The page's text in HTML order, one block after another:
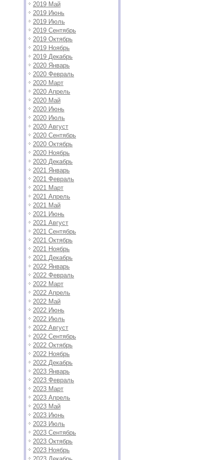
2019 Май
2019 Июнь
2019 Июль
2019 Сентябрь
2019 Октябрь
2019 Ноябрь
2019 Декабрь
2020 Январь
2020 Февраль
2020 Март
2020 Апрель
2020 Май
2020 Июнь
2020 Июль
2020 Август
2020 Сентябрь
2020 Октябрь
2020 Ноябрь
2020 Декабрь
2021 Январь
2021 Февраль
2021 Март
2021 Апрель
2021 Май
2021 Июнь
2021 Август
2021 Сентябрь
2021 Октябрь
2021 Ноябрь
2021 Декабрь
2022 Январь
2022 Февраль
2022 Март
2022 Апрель
2022 Май
2022 Июнь
2022 Июль
2022 Август
2022 Сентябрь
2022 Октябрь
2022 Ноябрь
2022 Декабрь
2023 Январь
2023 Февраль
2023 Март
2023 Апрель
2023 Май
2023 Июнь
2023 Июль
2023 Сентябрь
2023 Октябрь
2023 Ноябрь